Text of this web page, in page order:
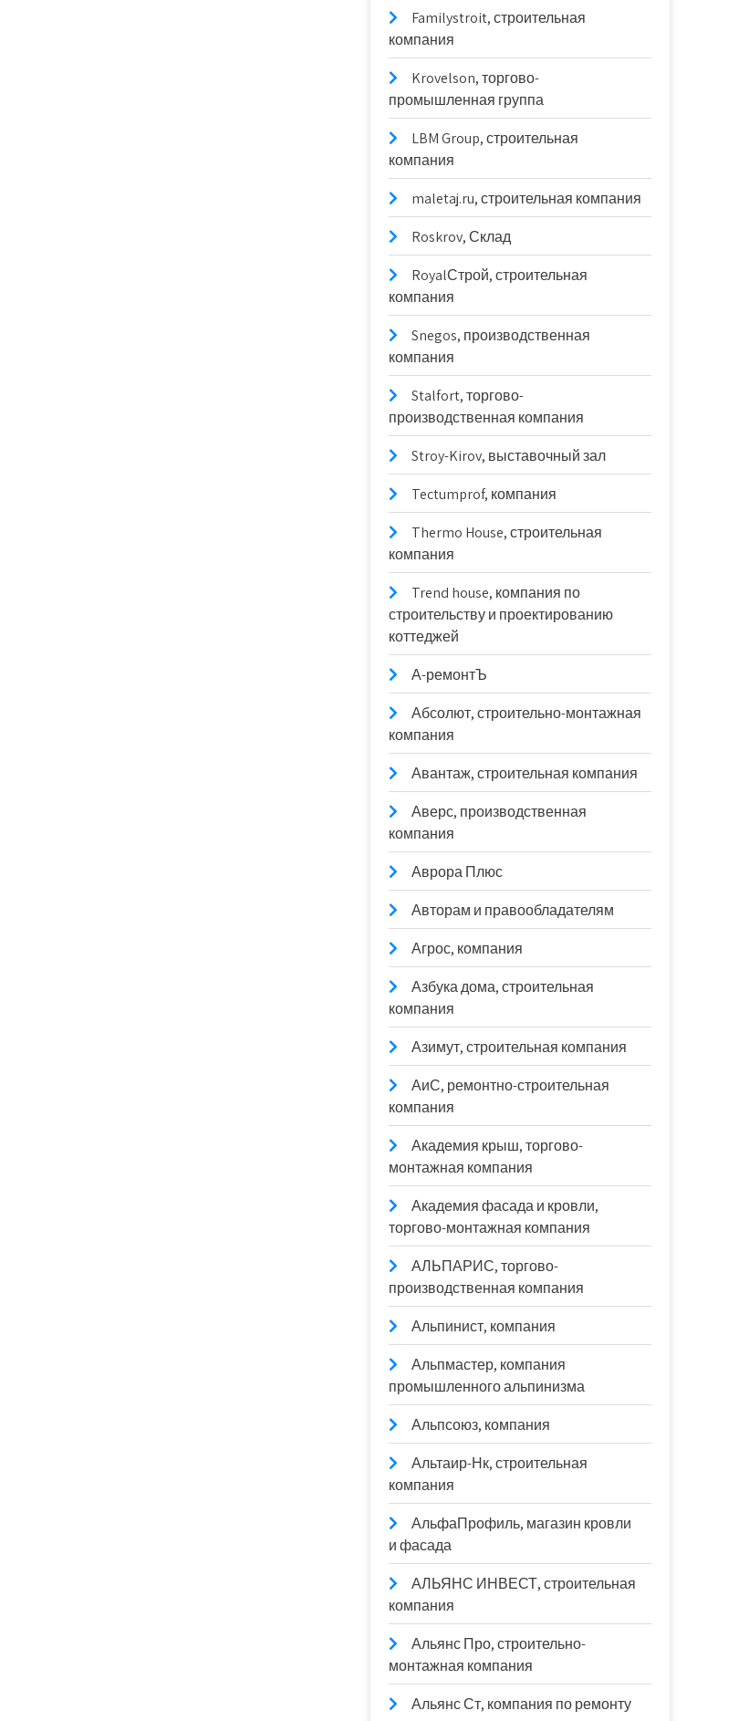
Familystroit, строительная
компания
Krovelson, торгово-
промышленная группа
LBM Group, строительная
компания
maletaj.ru, строительная компания
Roskrov, Склад
RoyalСтрой, строительная
компания
Snegos, производственная
компания
Stalfort, торгово-
производственная компания
Stroy-Kirov, выставочный зал
Tectumprof, компания
Thermo House, строительная
компания
Trend house, компания по
строительству и проектированию
коттеджей
А-ремонтЪ
Абсолют, строительно-монтажная
компания
Авантаж, строительная компания
Аверс, производственная
компания
Аврора Плюс
Авторам и правообладателям
Агрос, компания
Азбука дома, строительная
компания
Азимут, строительная компания
АиС, ремонтно-строительная
компания
Академия крыш, торгово-
монтажная компания
Академия фасада и кровли,
торгово-монтажная компания
АЛЬПАРИС, торгово-
производственная компания
Альпинист, компания
Альпмастер, компания
промышленного альпинизма
Альпсоюз, компания
Альтаир-Нк, строительная
компания
АльфаПрофиль, магазин кровли
и фасада
АЛЬЯНС ИНВЕСТ, строительная
компания
Альянс Про, строительно-
монтажная компания
Альянс Ст, компания по ремонту